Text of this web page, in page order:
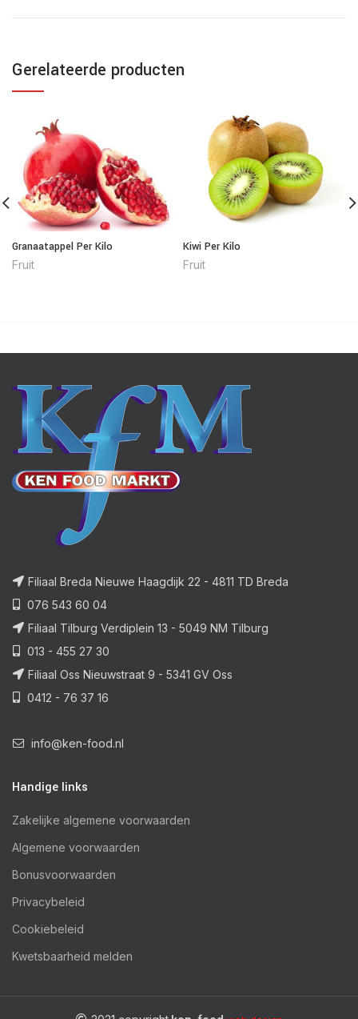
Gerelateerde producten
Granaatappel Per Kilo
Fruit
Kiwi Per Kilo
Fruit
Filiaal Breda Nieuwe Haagdijk 22 - 4811 TD Breda
076 543 60 04
Filiaal Tilburg Verdiplein 13 - 5049 NM Tilburg
013 - 455 27 30
Filiaal Oss Nieuwstraat 9 - 5341 GV Oss
0412 - 76 37 16
info@ken-food.nl
Handige links
Zakelijke algemene voorwaarden
Algemene voorwaarden
Bonusvoorwaarden
Privacybeleid
Cookiebeleid
Kwetsbaarheid melden